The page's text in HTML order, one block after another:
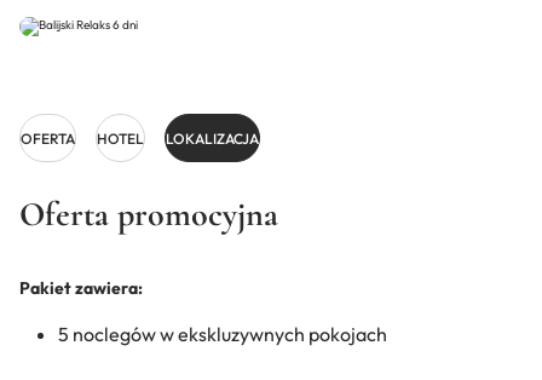
OFERTA HOTEL LOKALIZACJA
Oferta promocyjna
Pakiet zawiera:
5 noclegów w ekskluzywnych pokojach